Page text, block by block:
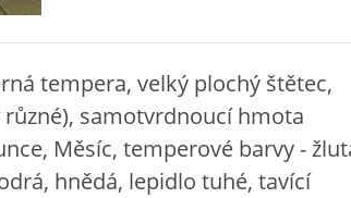
tempera, velký plochý štětec,
samotvrdnoucí hmota
Měsíc, temperové barvy -
hnědá, lepidlo tuhé, tavící